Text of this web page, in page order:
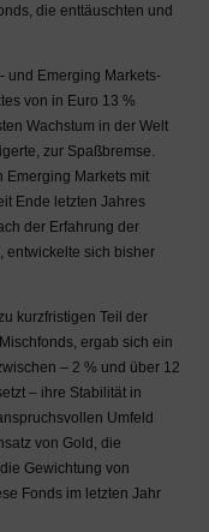
die enttäuschten und
und Emerging Markets-
von in Euro 13 %
Wachstum in der Welt
zur Spaßbremse.
Emerging Markets mit
Ende letzten Jahres
der Erfahrung der
entwickelte sich bisher
kurzfristigen Teil der
ergab sich ein
– 2 % und über 12
– ihre Stabilität in
Umfeld
von Gold, die
Gewichtung von
Fonds im letzten Jahr